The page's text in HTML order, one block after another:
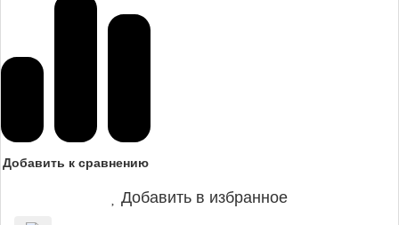
Добавить к сравнению
Добавить в избранное